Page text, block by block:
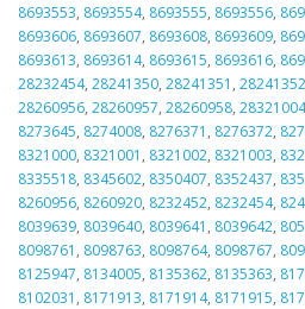
8693553, 8693554, 8693555, 8693556,
8693606, 8693607, 8693608, 8693609,
8693613, 8693614, 8693615, 8693616,
28232454, 28241350, 28241351 , 28241352
28260956, 28260957, 28260958, 28321004
8273645, 8274008, 8276371 , 8276372,
8321000, 8321001 , 8321002, 8321003,
8335518, 8345602, 8350407, 8352437,
8260956, 8260920, 8232452, 8232454,
8039639, 8039640, 8039641 , 8039642,
8098761 , 8098763, 8098764, 8098767,
8125947, 8134005, 8135362, 8135363,
8102031 , 8171913, 8171914, 8171915,